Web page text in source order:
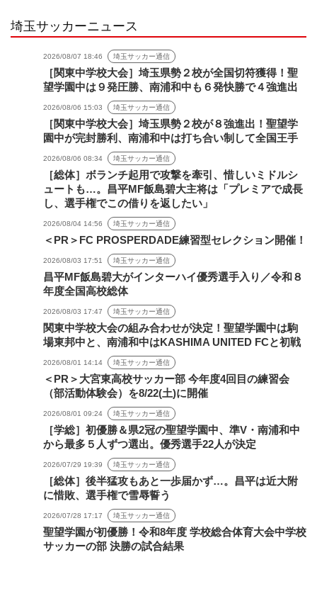
埼玉サッカーニュース
2026/08/07 18:46 埼玉サッカー通信
［関東中学校大会］埼玉県勢２校が全国切符獲得！聖
望学園中は９発圧勝、南浦和中も６発快勝で４強進出
2026/08/06 15:03 埼玉サッカー通信
［関東中学校大会］埼玉県勢２校が８強進出！聖望学
園中が完封勝利、南浦和中は打ち合い制して全国王手
2026/08/06 08:34 埼玉サッカー通信
［総体］ボランチ起用で攻撃を牽引、惜しいミドルシ
ュートも…。昌平MF飯島碧大主将は「プレミアで成長
し、選手権でこの借りを返したい」
2026/08/04 14:56 埼玉サッカー通信
＜PR＞FC PROSPERDADE練習型セレクション開催！
2026/08/03 17:51 埼玉サッカー通信
昌平MF飯島碧大がインターハイ優秀選手入り／令和８
年度全国高校総体
2026/08/03 17:47 埼玉サッカー通信
関東中学校大会の組み合わせが決定！聖望学園中は駒
場東邦中と、南浦和中はKASHIMA UNITED FCと初戦
2026/08/01 14:14 埼玉サッカー通信
＜PR＞大宮東高校サッカー部 今年度4回目の練習会
（部活動体験会）を8/22(土)に開催
2026/08/01 09:24 埼玉サッカー通信
［学総］初優勝＆県2冠の聖望学園中、準V・南浦和中
から最多５人ずつ選出。優秀選手22人が決定
2026/07/29 19:39 埼玉サッカー通信
［総体］後半猛攻もあと一歩届かず…。昌平は近大附
に惜敗、選手権で雪辱誓う
2026/07/28 17:17 埼玉サッカー通信
聖望学園が初優勝！令和8年度 学校総合体育大会中学校
サッカーの部 決勝の試合結果